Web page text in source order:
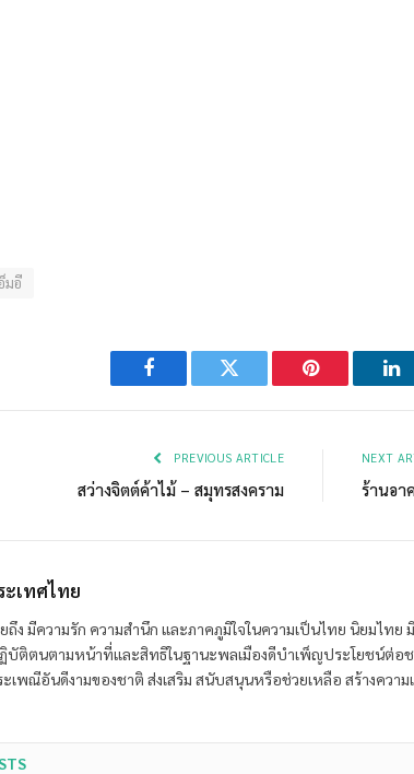
มอี
Facebook Twitter Pinterest
PREVIOUS ARTICLE
สว่างจิตต์ค้าไม้ – สมุทรสงคราม
NEXT
ร้านอา
เทศไทย
ถึง มีความรัก ความสำนึก และภาคภูมิใจในความเป็นไทย นิยมไท
ติตนตามหน้าที่และสิทธิในฐานะพลเมืองดีบำเพ็ญประโยชน์ต่อช
เพณีอันดีงามของชาติ ส่งเสริม สนับสนุนหรือช่วยเหลือ สร้างควา